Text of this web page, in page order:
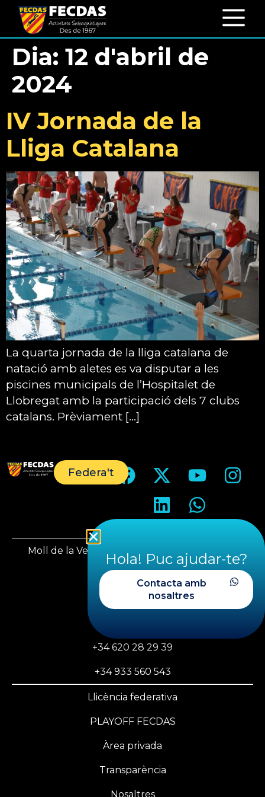
Dia: 12 d'abril de
2024
IV Jornada de la
Lliga Catalana
La quarta jornada de la lliga catalana de
natació amb aletes es va disputar a les
piscines municipals de l’Hospitalet de
Llobregat amb la participació dels 7 clubs
catalans. Prèviament […]
Federa't
Moll de la Vela, 1, 08930 Sant Adrià del Besòs
Barcelona
fecdas@fecdas.cat
+34 620 28 29 39
+34 933 560 543
Llicència federativa
PLAYOFF FECDAS
Àrea privada
Transparència
Nosaltres
Hola! Puc ajudar-te?
Contacta amb
nosaltres